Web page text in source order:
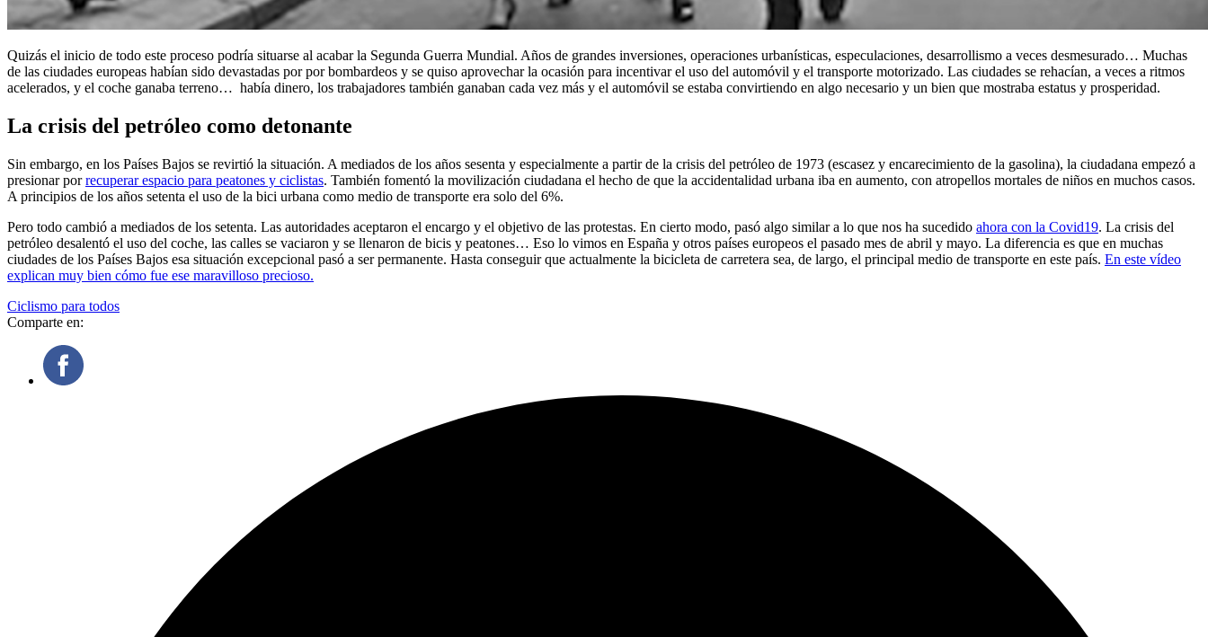
Quizás el inicio de todo este proceso podría situarse al acabar la Segunda Guerra Mundial. Años de grandes inversiones, operaciones urbanísticas, especulaciones, desarrollismo a veces desmesurado… Muchas
de las ciudades europeas habían sido devastadas por por bombardeos y se quiso aprovechar la ocasión para incentivar el uso del automóvil y el transporte motorizado. Las ciudades se rehacían, a veces a ritmos
acelerados, y el coche ganaba terreno… había dinero, los trabajadores también ganaban cada vez más y el automóvil se estaba convirtiendo en algo necesario y un bien que mostraba estatus y prosperidad.
La crisis del petróleo como detonante
Sin embargo, en los Países Bajos se revirtió la situación. A mediados de los años sesenta y especialmente a partir de la crisis del petróleo de 1973 (escasez y encarecimiento de la gasolina), la ciudadana empezó a
presionar porrecuperar espacio para peatones y ciclistas. También fomentó la movilización ciudadana el hecho de que la accidentalidad urbana iba en aumento, con atropellos mortales de niños en muchos casos.
A principios de los años setenta el uso de la bici urbana como medio de transporte era solo del 6%.
Pero todo cambió a mediados de los setenta. Las autoridades aceptaron el encargo y el objetivo de las protestas. En cierto modo, pasó algo similar a lo que nos ha sucedido ahora con la Covid19. La crisis del
petróleo desalentó el uso del coche, las calles se vaciaron y se llenaron de bicis y peatones… Eso lo vimos en España y otros países europeos el pasado mes de abril y mayo. La diferencia es que en muchas
ciudades de los Países Bajos esa situación excepcional pasó a ser permanente. Hasta conseguir que actualmente la bicicleta de carretera sea, de largo, el principal medio de transporte en este país. En este vídeo
explican muy bien cómo fue ese maravilloso precioso.
Ciclismo para todos
Comparte en: